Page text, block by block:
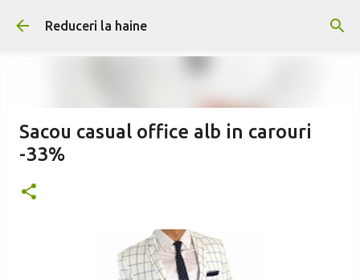
Treceți la conținutul principal
Reduceri la haine
Sacou casual office alb in carouri
-33%